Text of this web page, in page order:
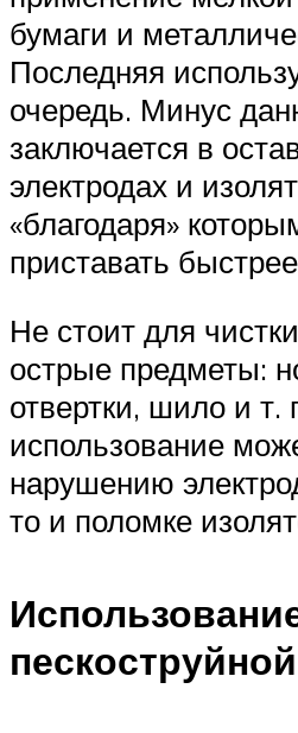
бумаги и
Последняя
очередь. Минус
заключается в
электродах и
«благодаря»
приставать
Не стоит для
острые предметы:
отвертки, шило и т.
использование
нарушению
то и поломке